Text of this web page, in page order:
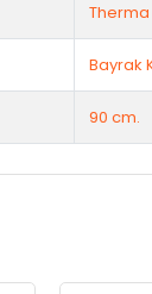
Therma
Bayrak
90 cm.